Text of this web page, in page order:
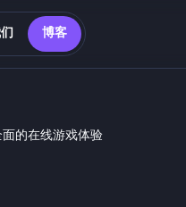
博客
的在线游戏体验